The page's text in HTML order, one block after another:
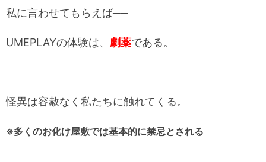
私に言わせてもらえば──
UMEPLAYの体験は、 劇薬である。
怪異は容赦なく私たちに触れてくる。
※多くのお化け屋敷では基本的に禁忌とされる